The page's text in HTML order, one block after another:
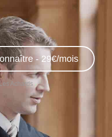
- 29€/mois
Achards